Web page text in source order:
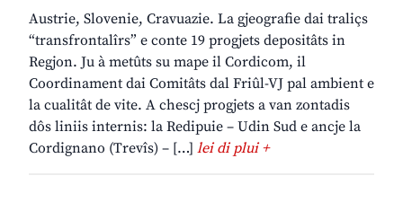
Austrie, Slovenie, Cravuazie. La gjeografie dai traliçs
“transfrontalîrs” e conte 19 progjets depositâts in
Regjon. Ju à metûts su mape il Cordicom, il
Coordinament dai Comitâts dal Friûl-VJ pal ambient e
la cualitât de vite. A chescj progjets a van zontadis
dôs liniis internis: la Redipuie – Udin Sud e ancje la
Cordignano (Trevîs) – […] lei di plui +